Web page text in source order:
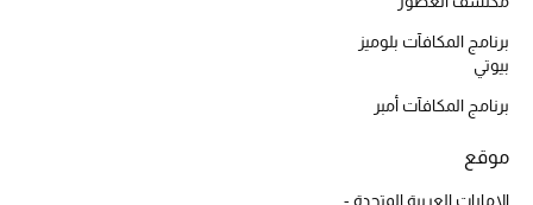
برنامج المكافآت بلوميز
بيوتي
برنامج المكافآت أمبر
موقع
الإمارات العربية المتحدة -